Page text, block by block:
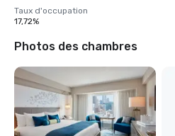
Taux d'occupation
17,72%
Photos des chambres